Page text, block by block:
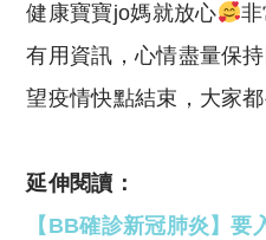
健康寶寶jo媽就放心
有用資訊，心情盡量保
望疫情快點結束，大家都
延伸閱讀：
【BB確診新冠肺炎】